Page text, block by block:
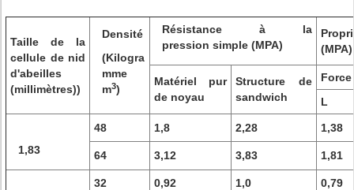
Taille de la
cellule de nid
d'abeilles
(millimètres))
Densité
(Kilogra
mme
m3)
Résistance à la
pression simple (MPA)
(MPA)
Matériel pur
de noyau
Structure de
sandwich
Force
L
1,83
48 1,8 2,28 1,38
64 3,12 3,83 1,81
32 0,92 1,0 0,79